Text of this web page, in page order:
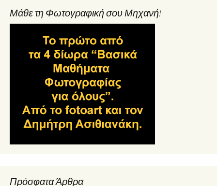
Μάθε τη Φωτογραφική σου Μηχανή!
Πρόσφατα Άρθρα